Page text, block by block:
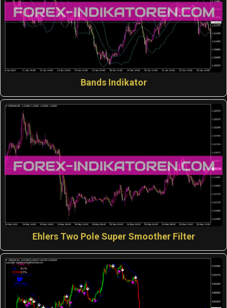
Bands Indikator
Ehlers Two Pole Super Smoother Filter